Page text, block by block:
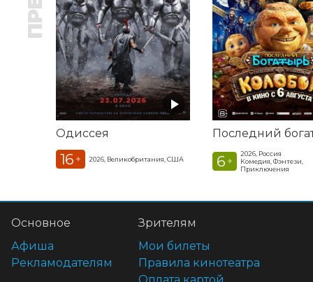
Одиссея
16 + 2026, Великобритания, США 6 +
2026, Россия
Комедия, Фэнтези,
Приключения
Основное
Афиша
Рекламодателям
Зрителям
Мои билеты
Правила кинотеатра